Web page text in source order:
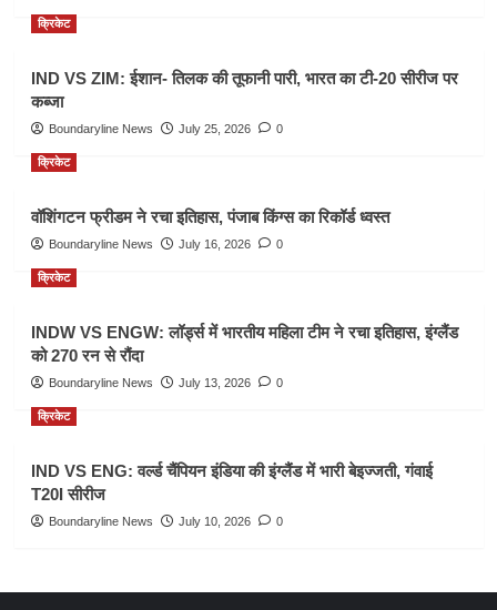
क्रिकेट
IND VS ZIM: ईशान- तिलक की तूफानी पारी, भारत का टी-20 सीरीज पर
कब्जा
Boundaryline News July 25, 2026 0
क्रिकेट
वॉशिंगटन फ्रीडम ने रचा इतिहास, पंजाब किंग्स का रिकॉर्ड ध्वस्त
Boundaryline News July 16, 2026 0
क्रिकेट
INDW VS ENGW: लॉर्ड्स में भारतीय महिला टीम ने रचा इतिहास, इंग्लैंड
को 270 रन से रौंदा
Boundaryline News July 13, 2026 0
क्रिकेट
IND VS ENG: वर्ल्ड चैंपियन इंडिया की इंग्लैंड में भारी बेइज्जती, गंवाई
T20I सीरीज
Boundaryline News July 10, 2026 0